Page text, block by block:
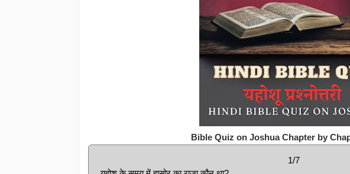
Bible Quiz on Joshua Chapter by
1/7